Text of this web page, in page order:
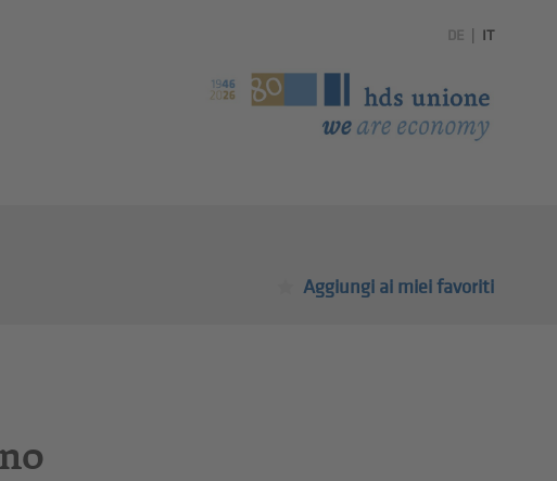
DE IT
Aggiungi ai miei favoriti